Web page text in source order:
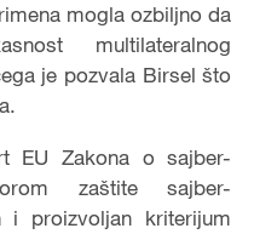
mogla ozbiljno da
multilateralnog
je pozvala Birsel što
EU Zakona o sajber-
zaštite sajber-
i proizvoljan kriterijum